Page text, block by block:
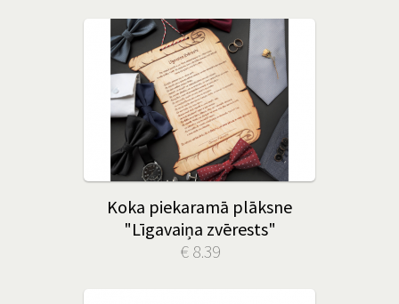
Koka piekaramā plāksne
"Līgavaiņa zvērests"
€ 8.39